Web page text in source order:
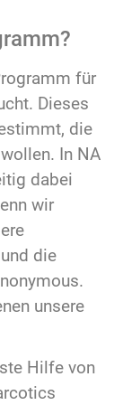
für
Dieses
die
In NA
dabei
wir
die
unsere
Hilfe von